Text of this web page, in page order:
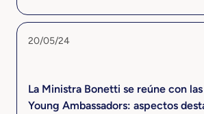
20/05/24
La Ministra Bonetti se reúne con
Young Ambassadors: aspectos